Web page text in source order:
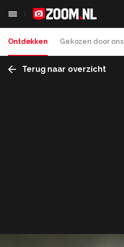
Ontdekken Gekozen door ons
Terug naar overzicht